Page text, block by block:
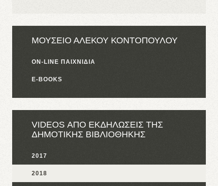
ΜΟΥΣΕΙΟ ΑΛΕΚΟΥ ΚΟΝΤΟΠΟΥΛΟΥ
ON-LINE ΠΑΙΧΝΙΔΙΑ
E-BOOKS
VIDEOS ΑΠΟ ΕΚΔΗΛΩΣΕΙΣ ΤΗΣ
ΔΗΜΟΤΙΚΗΣ ΒΙΒΛΙΟΘΗΚΗΣ
2017
2018